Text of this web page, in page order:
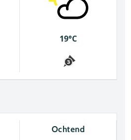
19°C
Ochtend